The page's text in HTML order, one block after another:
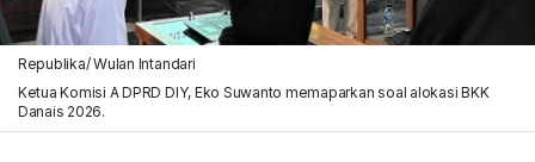
Republika/ Wulan Intandari
Ketua Komisi A DPRD DIY, Eko Suwanto memaparkan soal alokasi BKK
Danais 2026.